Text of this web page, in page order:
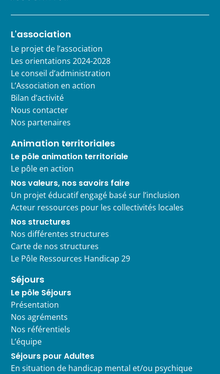
L'association
Le projet de l’association
Les orientations 2024-2028
Le conseil d’administration
L’Association en action
Bilan d’activité
Nous contacter
Nos partenaires
Animation territoriales
Le pôle animation territoriale
Le pôle en action
Nos valeurs, nos savoirs faire
Un projet éducatif engagé basé sur l’inclusion
Acteur ressources pour les collectivités locales
Nos structures
Nos différentes structures
Carte de nos structures
Le Pôle Ressources Handicap 29
Séjours
Le pôle Séjours
Présentation
Nos agréments
Nos référentiels
L’équipe
Séjours pour Adultes
En situation de handicap mental et/ou psychique